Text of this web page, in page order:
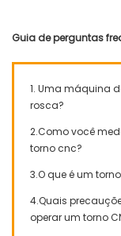
Guia de perguntas
1. Uma máquina
rosca?
2.Como você
torno cnc?
3.O que é um
4.Quais
operar um torno